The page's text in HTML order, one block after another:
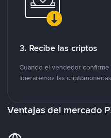
3. Recibe las criptos
Cuando el vendedor
liberaremos las
Ventajas del mercado